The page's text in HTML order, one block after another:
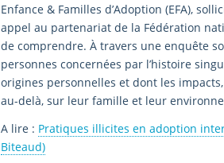
Enfance & Familles d’Adoption (EFA),
appel au partenariat de la Fédération
de comprendre. À travers une enquête
personnes concernées par l’histoire
origines personnelles et dont les
au-delà, sur leur famille et leur
A lire : Pratiques illicites en adoption
Biteaud)